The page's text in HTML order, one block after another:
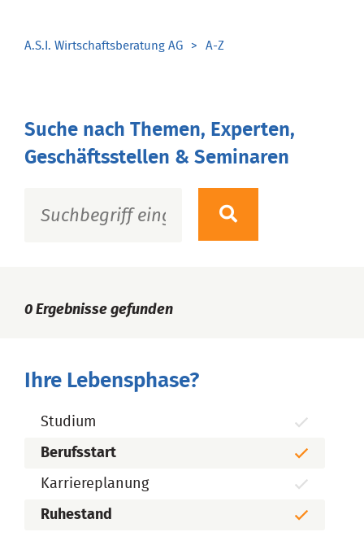
A.S.I. Wirtschaftsberatung AG A-Z
Suche nach Themen, Experten,
Geschäftsstellen & Seminaren
0 Ergebnisse gefunden
Ihre Lebensphase?
Studium
Berufsstart
Karriereplanung
Ruhestand